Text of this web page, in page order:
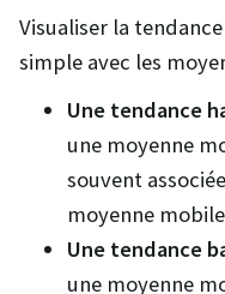
Visualiser la
simple avec les
Une tendance
une moyenne
souvent
moyenne
Une tendance
une moyenne